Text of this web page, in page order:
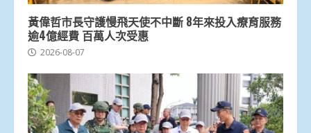
黃偉哲市長守護慢飛天使不中斷 8年來投入療育服務
逾4億經費 百萬人次受惠
2026-08-07